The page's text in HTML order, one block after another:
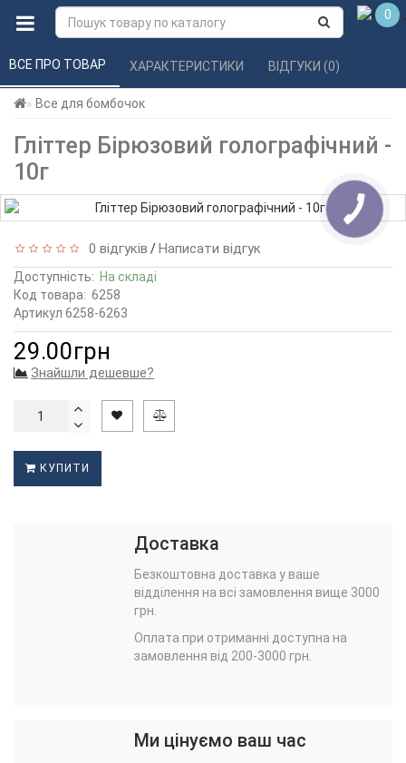
0
Все для бомбочок
Гліттер Бірюзовий голографічний -
10г
ВСЕ ПРО ТОВАР ХАРАКТЕРИСТИКИ ВІДГУКИ (0)
0 відгуків /Написати відгук
Доступність: На складі
Код товара: 6258
Артикул 6258-6263
29.00грн
Знайшли дешевше?
КУПИТИ
Доставка
Безкоштовна доставка у ваше
відділення на всі замовлення вище 3000
грн.
Оплата при отриманні доступна на
замовлення від 200-3000 грн.
Ми цінуємо ваш час